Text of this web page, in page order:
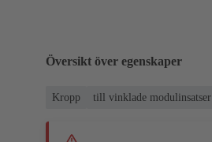
Översikt över egenskaper
Kropp till vinklade modulinsatser